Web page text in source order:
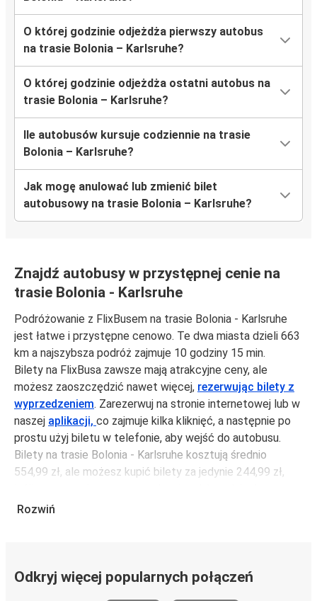
O której godzinie odjeżdża pierwszy autobus
na trasie Bolonia – Karlsruhe?
O której godzinie odjeżdża ostatni autobus na
trasie Bolonia – Karlsruhe?
Ile autobusów kursuje codziennie na trasie
Bolonia – Karlsruhe?
Jak mogę anulować lub zmienić bilet
autobusowy na trasie Bolonia – Karlsruhe?
Znajdź autobusy w przystępnej cenie na
trasie Bolonia - Karlsruhe
Podróżowanie z FlixBusem na trasie Bolonia - Karlsruhe
jest łatwe i przystępne cenowo. Te dwa miasta dzieli 663
km a najszybsza podróż zajmuje 10 godziny 15 min.
Bilety na FlixBusa zawsze mają atrakcyjne ceny, ale
możesz zaoszczędzić nawet więcej, rezerwując bilety z
wyprzedzeniem. Zarezerwuj na stronie internetowej lub w
naszej aplikacji, co zajmuje kilka kliknięć, a następnie po
prostu użyj biletu w telefonie, aby wejść do autobusu.
Bilety na trasie Bolonia - Karlsruhe kosztują średnio
554,99 zł, ale możesz kupić bilety za jedynie 244,99 zł,
unikając weekendów i świąt. Aby podróżować szybko,
Rozwiń
Odkryj więcej popularnych połączeń